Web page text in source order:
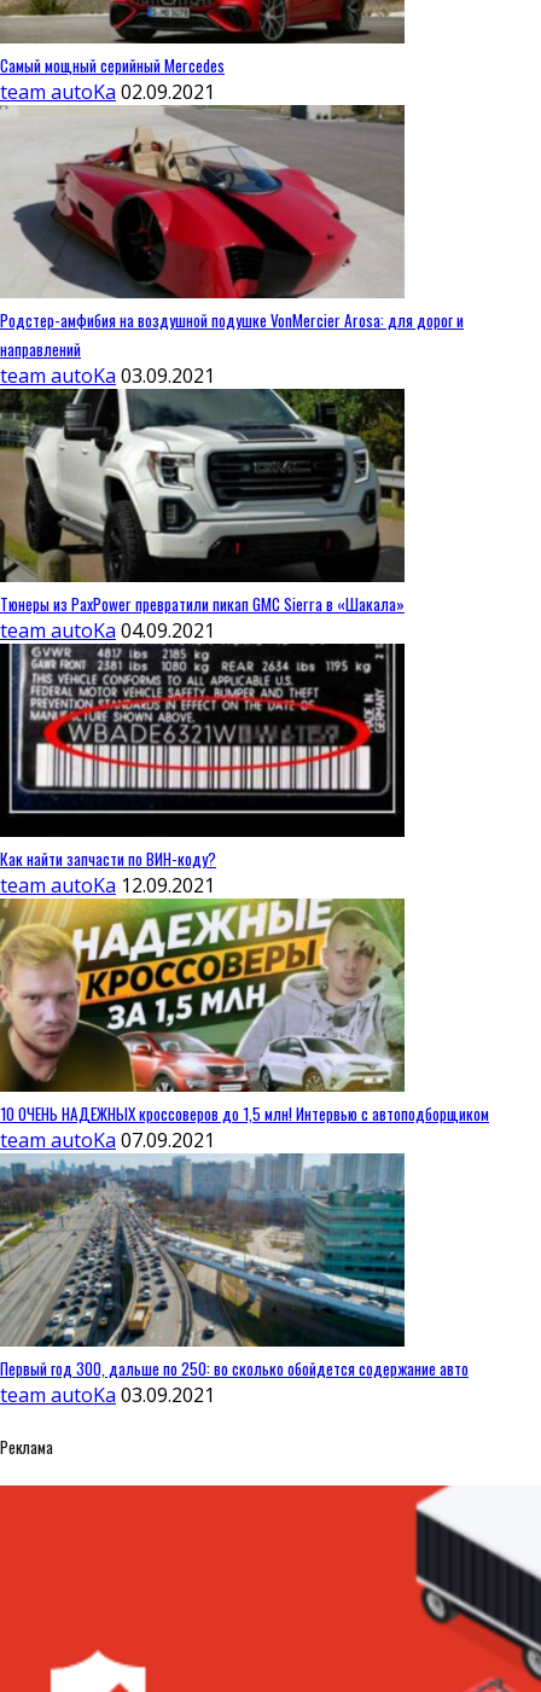
Самый мощный серийный Mercedes
team autoKa 02.09.2021
Родстер-амфибия на воздушной подушке VonMercier Arosa: для дорог и
направлений
team autoKa 03.09.2021
Тюнеры из PaxPower превратили пикап GMC Sierra в «Шакала»
team autoKa 04.09.2021
Как найти запчасти по ВИН-коду?
team autoKa 12.09.2021
10 ОЧЕНЬ НАДЕЖНЫХ кроссоверов до 1,5 млн! Интервью с автоподборщиком
team autoKa 07.09.2021
Первый год 300, дальше по 250: во сколько обойдется содержание авто
team autoKa 03.09.2021
Реклама